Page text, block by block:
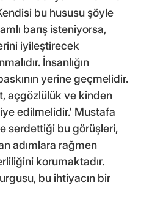
bu hususu şöyle
barış isteniyorsa,
iyileştirecek
İnsanlığın
yerine geçmelidir.
açgözlülük ve kinden
edilmelidir.' Mustafa
serdettiği bu görüşleri,
adımlara rağmen
korumaktadır.
bu ihtiyacın bir